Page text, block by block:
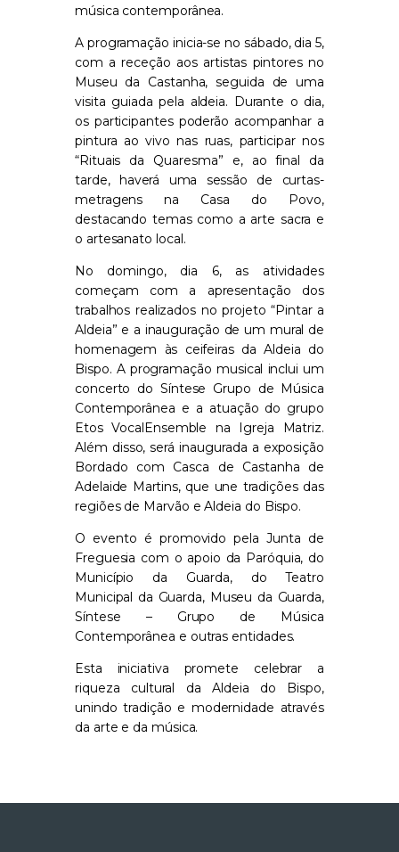
música contemporânea.
A programação inicia-se no sábado, dia 5,
com a receção aos artistas pintores no
Museu da Castanha, seguida de uma
visita guiada pela aldeia. Durante o dia,
os participantes poderão acompanhar a
pintura ao vivo nas ruas, participar nos
“Rituais da Quaresma” e, ao final da
tarde, haverá uma sessão de curtas-
metragens na Casa do Povo,
destacando temas como a arte sacra e
o artesanato local.
No domingo, dia 6, as atividades
começam com a apresentação dos
trabalhos realizados no projeto “Pintar a
Aldeia” e a inauguração de um mural de
homenagem às ceifeiras da Aldeia do
Bispo. A programação musical inclui um
concerto do Síntese Grupo de Música
Contemporânea e a atuação do grupo
Etos VocalEnsemble na Igreja Matriz.
Além disso, será inaugurada a exposição
Bordado com Casca de Castanha de
Adelaide Martins, que une tradições das
regiões de Marvão e Aldeia do Bispo.
O evento é promovido pela Junta de
Freguesia com o apoio da Paróquia, do
Município da Guarda, do Teatro
Municipal da Guarda, Museu da Guarda,
Síntese – Grupo de Música
Contemporânea e outras entidades.
Esta iniciativa promete celebrar a
riqueza cultural da Aldeia do Bispo,
unindo tradição e modernidade através
da arte e da música.